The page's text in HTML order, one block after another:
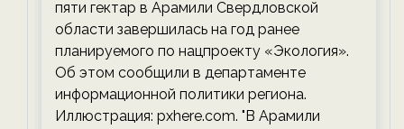
пяти гектар в Арамили Свердловской
области завершилась на год ранее
планируемого по нацпроекту «Экология».
Об этом сообщили в департаменте
информационной политики региона.
Иллюстрация: pxhere.com. "В Арамили